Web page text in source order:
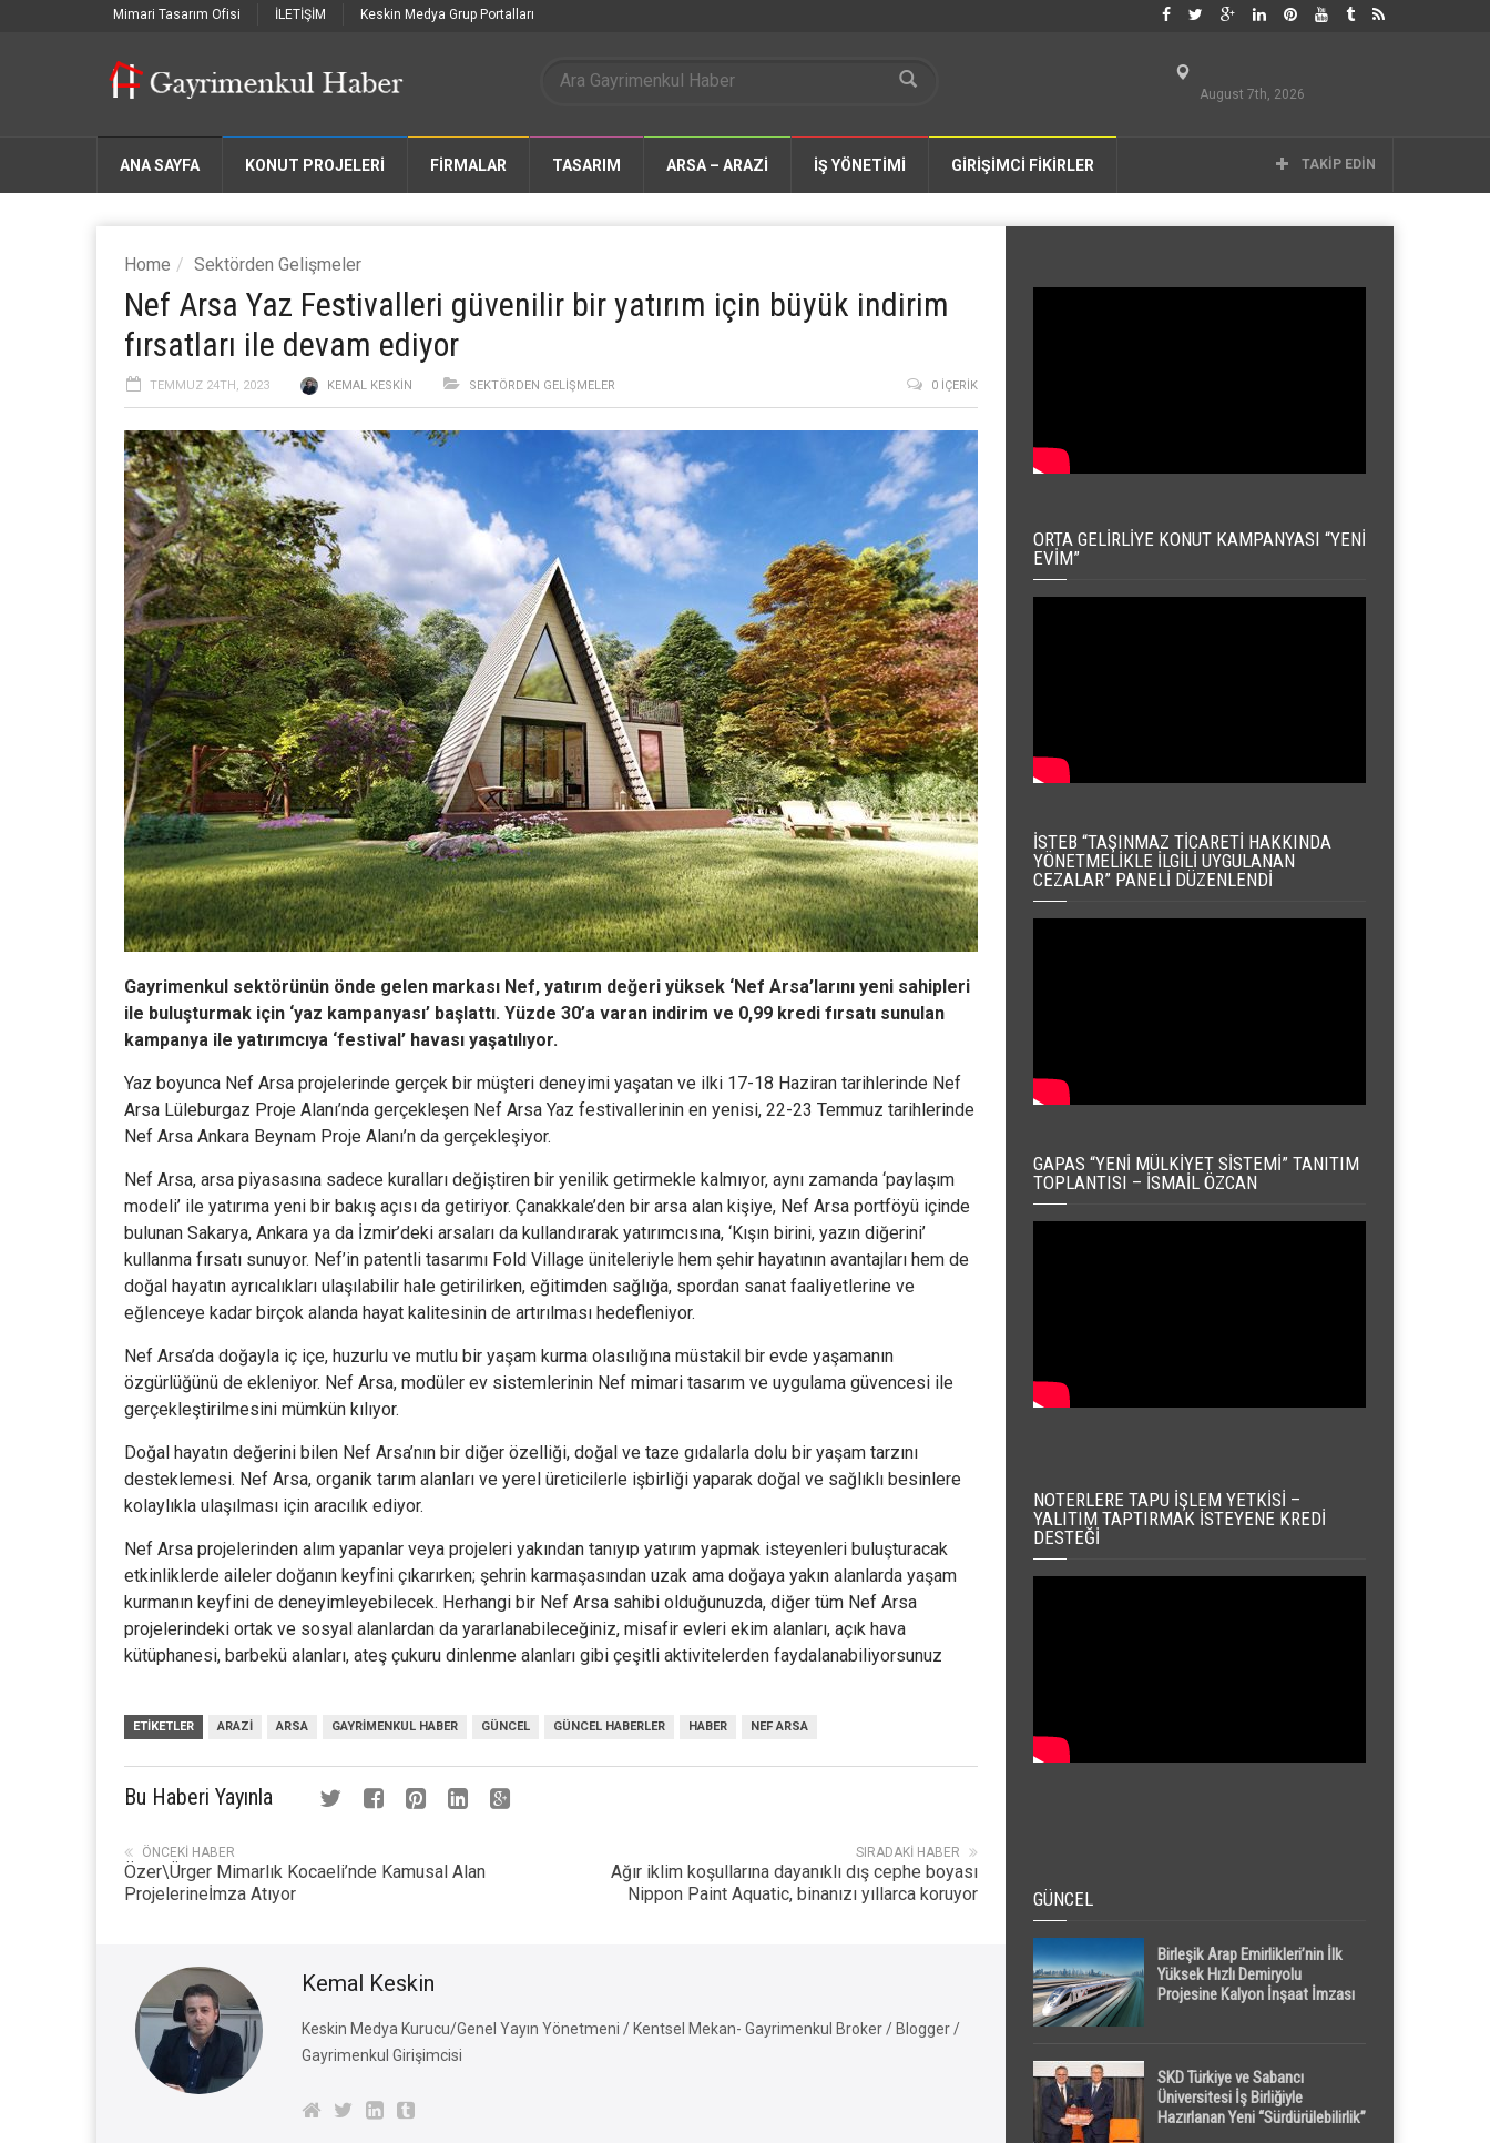
Mimari Tasarım Ofisi İLETİŞİM Keskin Medya Grup Portalları
August 7th, 2026
ANA SAYFA KONUT PROJELERİ FIRMALAR TASARIM ARSA – ARAZİ İŞ YÖNETİMİ GİRİŞİMCİ FİKİRLER TAKIP EDIN
Home Sektörden Gelişmeler
Nef Arsa Yaz Festivalleri güvenilir bir yatırım için büyük indirim
fırsatları ile devam ediyor
TEMMUZ 24TH, 2023 KEMAL KESKIN SEKTÖRDEN GELIŞMELER 0 İÇERIK
Gayrimenkul sektörünün önde gelen markası Nef, yatırım değeri yüksek ‘Nef Arsa’larını yeni sahipleri
ile buluşturmak için ‘yaz kampanyası’ başlattı. Yüzde 30’a varan indirim ve 0,99 kredi fırsatı sunulan
kampanya ile yatırımcıya ‘festival’ havası yaşatılıyor.
Yaz boyunca Nef Arsa projelerinde gerçek bir müşteri deneyimi yaşatan ve ilki 17-18 Haziran tarihlerinde Nef
Arsa Lüleburgaz Proje Alanı’nda gerçekleşen Nef Arsa Yaz festivallerinin en yenisi, 22-23 Temmuz tarihlerinde
Nef Arsa Ankara Beynam Proje Alanı’n da gerçekleşiyor.
Nef Arsa, arsa piyasasına sadece kuralları değiştiren bir yenilik getirmekle kalmıyor, aynı zamanda ‘paylaşım
modeli’ ile yatırıma yeni bir bakış açısı da getiriyor. Çanakkale’den bir arsa alan kişiye, Nef Arsa portföyü içinde
bulunan Sakarya, Ankara ya da İzmir’deki arsaları da kullandırarak yatırımcısına, ‘Kışın birini, yazın diğerini’
kullanma fırsatı sunuyor. Nef’in patentli tasarımı Fold Village üniteleriyle hem şehir hayatının avantajları hem de
doğal hayatın ayrıcalıkları ulaşılabilir hale getirilirken, eğitimden sağlığa, spordan sanat faaliyetlerine ve
eğlenceye kadar birçok alanda hayat kalitesinin de artırılması hedefleniyor.
Nef Arsa’da doğayla iç içe, huzurlu ve mutlu bir yaşam kurma olasılığına müstakil bir evde yaşamanın
özgürlüğünü de ekleniyor. Nef Arsa, modüler ev sistemlerinin Nef mimari tasarım ve uygulama güvencesi ile
gerçekleştirilmesini mümkün kılıyor.
Doğal hayatın değerini bilen Nef Arsa’nın bir diğer özelliği, doğal ve taze gıdalarla dolu bir yaşam tarzını
desteklemesi. Nef Arsa, organik tarım alanları ve yerel üreticilerle işbirliği yaparak doğal ve sağlıklı besinlere
kolaylıkla ulaşılması için aracılık ediyor.
Nef Arsa projelerinden alım yapanlar veya projeleri yakından tanıyıp yatırım yapmak isteyenleri buluşturacak
etkinliklerde aileler doğanın keyfini çıkarırken; şehrin karmaşasından uzak ama doğaya yakın alanlarda yaşam
kurmanın keyfini de deneyimleyebilecek. Herhangi bir Nef Arsa sahibi olduğunuzda, diğer tüm Nef Arsa
projelerindeki ortak ve sosyal alanlardan da yararlanabileceğiniz, misafir evleri ekim alanları, açık hava
kütüphanesi, barbekü alanları, ateş çukuru dinlenme alanları gibi çeşitli aktivitelerden faydalanabiliyorsunuz
ETIKETLER ARAZI ARSA GAYRIMENKUL HABER GÜNCEL GÜNCEL HABERLER HABER NEF ARSA
Bu Haberi Yayınla
SIRADAKI HABER
Ağır iklim koşullarına dayanıklı dış cephe boyası
Nippon Paint Aquatic, binanızı yıllarca koruyor
ÖNCEKI HABER
Özer\Ürger Mimarlık Kocaeli’nde Kamusal Alan
Projelerineİmza Atıyor
Kemal Keskin
Keskin Medya Kurucu/Genel Yayın Yönetmeni / Kentsel Mekan- Gayrimenkul Broker / Blogger /
Gayrimenkul Girişimcisi
ORTA GELIRLIYE KONUT KAMPANYASI “YENI
EVIM”
İSTEB “TAŞINMAZ TICARETI HAKKINDA
YÖNETMELIKLE İLGILI UYGULANAN
CEZALAR” PANELI DÜZENLENDI
GAPAS “YENI MÜLKIYET SISTEMI” TANITIM
TOPLANTISI – İSMAIL ÖZCAN
NOTERLERE TAPU İŞLEM YETKISI –
YALITIM TAPTIRMAK İSTEYENE KREDI
DESTEĞI
GÜNCEL
Birleşik Arap Emirlikleri’nin İlk
Yüksek Hızlı Demiryolu
Projesine Kalyon İnşaat İmzası
SKD Türkiye ve Sabancı
Üniversitesi İş Birliğiyle
Hazırlanan Yeni “Sürdürülebilirlik”